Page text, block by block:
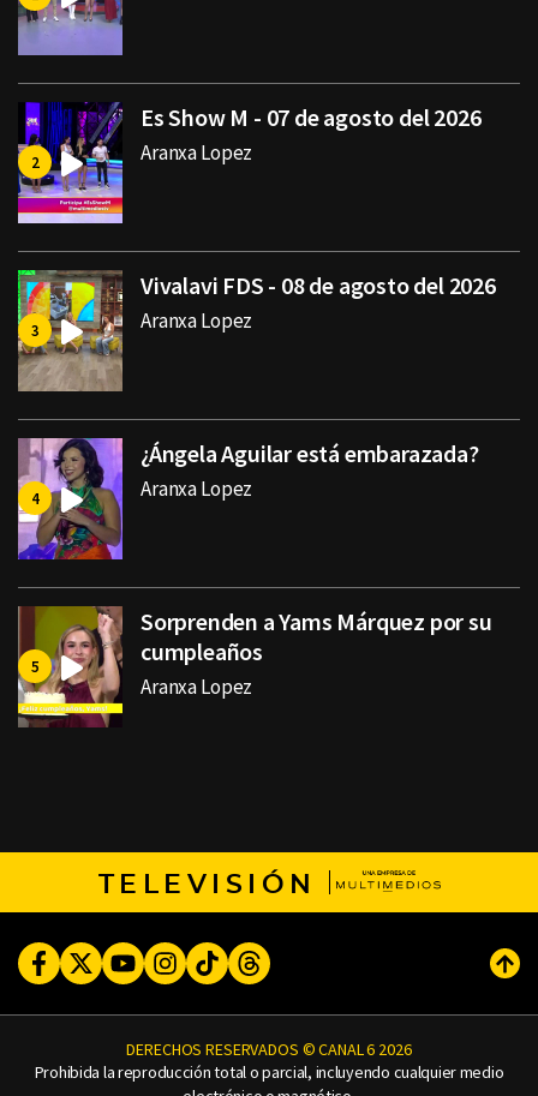
Es Show M - 07 de agosto del 2026
Aranxa Lopez
Vivalavi FDS - 08 de agosto del 2026
Aranxa Lopez
¿Ángela Aguilar está embarazada?
Aranxa Lopez
Sorprenden a Yams Márquez por su
cumpleaños
Aranxa Lopez
TELEVISIÓN
FacebookTwitterYoutubeInstagram
TikTokThreads
DERECHOS RESERVADOS © CANAL 6 2026
Prohibida la reproducción total o parcial, incluyendo cualquier medio